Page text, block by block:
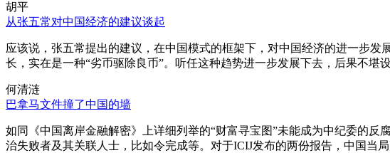
胡平
从张五常对中国经济的建议谈起
应该说，张五常提出的建议，在中国模式的框架下，对中国经济的进一步
长，实在是一种“劣币驱除良币”。听任这种趋势进一步发展下去，后果不堪设
何清涟
巴拿马文件撞了中国的墙
如同《中国离岸金融解密》上详细列举的“财富寻宝图”未能成为中纪委的
治失败者及其关联人士，比如令完成等。对于ICIJ发布的两份报告，中国当